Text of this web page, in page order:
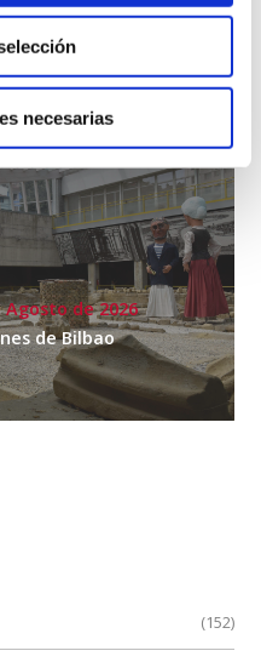
necesarias
Agosto de 2026
de Bilbao
(152)